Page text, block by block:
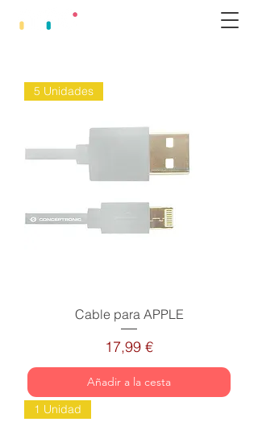
5 Unidades
Cable para APPLE
Precio
17,99 €
Añadir a la cesta
1 Unidad